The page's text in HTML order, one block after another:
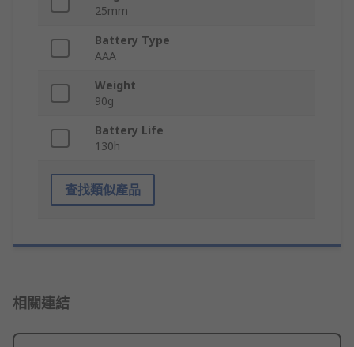
25mm
Battery Type
AAA
Weight
90g
Battery Life
130h
查找類似產品
相關連結